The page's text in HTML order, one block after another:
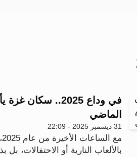
في وداع 2025..
الماضي
31 ديسمبر 2025 - 22:09
بالألعاب النارية أو الاحتفالات، بل